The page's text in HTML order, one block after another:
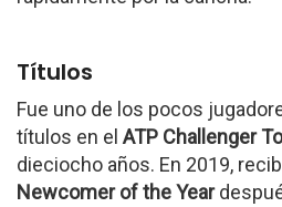
Títulos
Fue uno de los pocos
títulos en el ATP Challenger
dieciocho años. En 2019,
Newcomer of the Year